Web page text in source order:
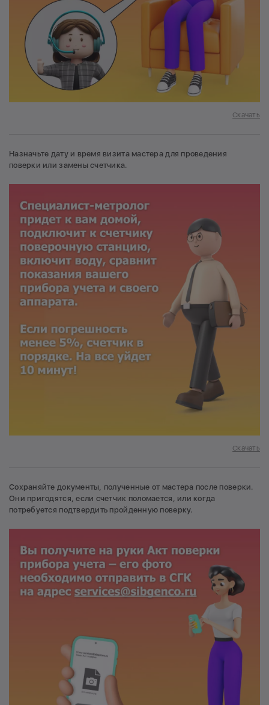
Скачать
Назначьте дату и время визита мастера для проведения
поверки или замены счетчика.
Скачать
Сохраняйте документы, полученные от мастера после поверки.
Они пригодятся, если счетчик поломается, или когда
потребуется подтвердить пройденную поверку.